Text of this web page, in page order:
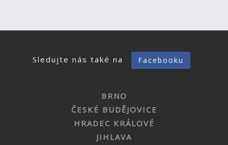
Sledujte nás také na Facebooku
BRNO
ČESKÉ BUDĚJOVICE
HRADEC KRÁLOVÉ
JIHLAVA